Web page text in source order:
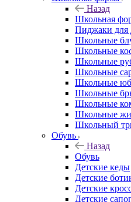
Назад
Школьная
Пиджаки для
Школьные
Школьные
Школьные
Школьные
Школьные
Школьные
Школьные
Школьные
Школьный
Обувь
Назад
Обувь
Детские кеды
Детские
Детские
Детские